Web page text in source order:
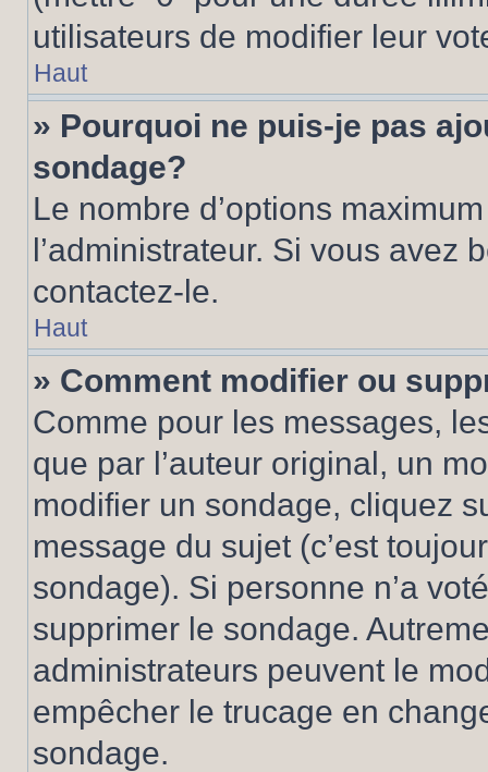
utilisateurs de modifier leur
Haut
» Pourquoi ne puis-je pas
sondage?
Le nombre d’options
l’administrateur. Si vous avez
contactez-le.
Haut
» Comment modifier ou
Comme pour les messages,
que par l’auteur original, un
modifier un sondage, cliquez
message du sujet (c’est
sondage). Si personne n’a
supprimer le sondage.
administrateurs peuvent le
empêcher le trucage en
sondage.